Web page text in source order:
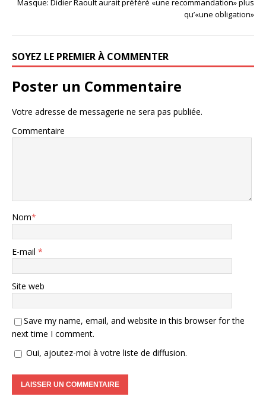
Masque: Didier Raoult aurait préféré «une recommandation» plus
qu’«une obligation»
SOYEZ LE PREMIER À COMMENTER
Poster un Commentaire
Votre adresse de messagerie ne sera pas publiée.
Commentaire
Nom*
E-mail *
Site web
Save my name, email, and website in this browser for the
next time I comment.
Oui, ajoutez-moi à votre liste de diffusion.